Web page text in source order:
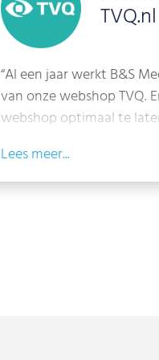
TVQ.nl
“Al een jaar werkt B&S
van onze webshop
webshop optimaal te
nauw samen met ons e-
samen de beste
en we hopen dan ook
Lees